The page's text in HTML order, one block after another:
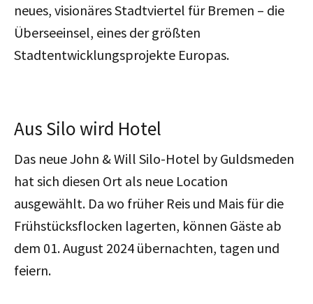
neues, visionäres Stadtviertel für Bremen – die
Überseeinsel, eines der größten
Stadtentwicklungsprojekte Europas.
Aus Silo wird Hotel
Das neue John & Will Silo-Hotel by Guldsmeden
hat sich diesen Ort als neue Location
ausgewählt. Da wo früher Reis und Mais für die
Frühstücksflocken lagerten, können Gäste ab
dem 01. August 2024 übernachten, tagen und
feiern.